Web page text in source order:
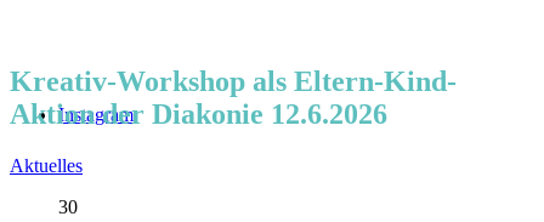
Instagram
Kreativ-Workshop als Eltern-Kind-
Aktion der Diakonie 12.6.2026
Aktuelles
30